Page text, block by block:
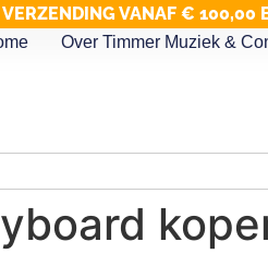
VERZENDING VANAF € 100,00
Over Timmer Muziek &